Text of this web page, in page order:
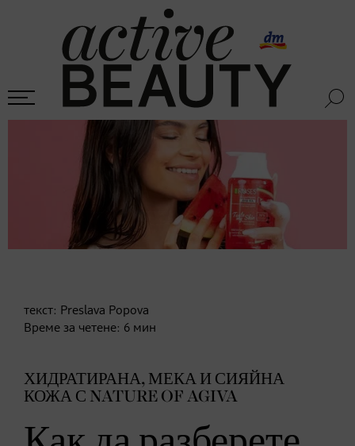
текст: Preslava Popova
Време за четене: 6 мин
ХИДРАТИРАНА, МЕКА И СИЯЙНА
КОЖА С NATURE OF AGIVA